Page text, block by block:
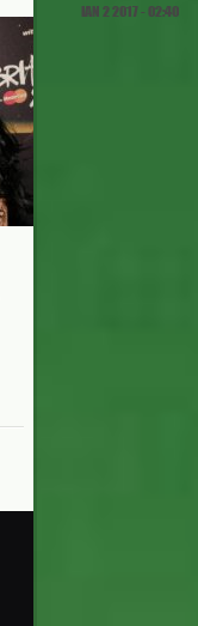
ΙΑΝ 2 2017 - 02:40